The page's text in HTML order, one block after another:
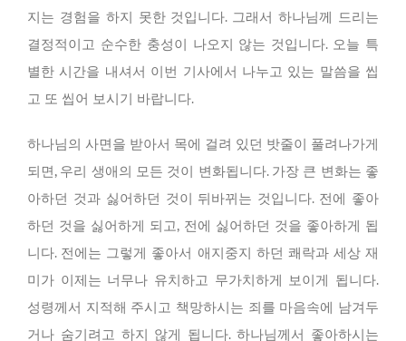
지는 경험을 하지 못한 것입니다. 그래서 하나님께 드리는
결정적이고 순수한 충성이 나오지 않는 것입니다. 오늘 특
별한 시간을 내셔서 이번 기사에서 나누고 있는 말씀을 씹
고 또 씹어 보시기 바랍니다.
하나님의 사면을 받아서 목에 걸려 있던 밧줄이 풀려나가게
되면, 우리 생애의 모든 것이 변화됩니다. 가장 큰 변화는 좋
아하던 것과 싫어하던 것이 뒤바뀌는 것입니다. 전에 좋아
하던 것을 싫어하게 되고, 전에 싫어하던 것을 좋아하게 됩
니다. 전에는 그렇게 좋아서 애지중지 하던 쾌락과 세상 재
미가 이제는 너무나 유치하고 무가치하게 보이게 됩니다.
성령께서 지적해 주시고 책망하시는 죄를 마음속에 남겨두
거나 숨기려고 하지 않게 됩니다. 하나님께서 좋아하시는